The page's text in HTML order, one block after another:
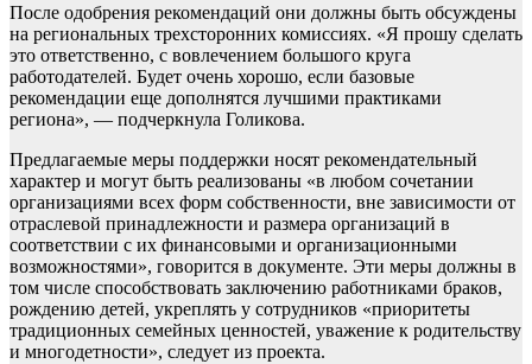
После одобрения рекомендаций они должны быть обсуждены
на региональных трехсторонних комиссиях. «Я прошу сделать
это ответственно, с вовлечением большого круга
работодателей. Будет очень хорошо, если базовые
рекомендации еще дополнятся лучшими практиками
региона», — подчеркнула Голикова.
Предлагаемые меры поддержки носят рекомендательный
характер и могут быть реализованы «в любом сочетании
организациями всех форм собственности, вне зависимости от
отраслевой принадлежности и размера организаций в
соответствии с их финансовыми и организационными
возможностями», говорится в документе. Эти меры должны в
том числе способствовать заключению работниками браков,
рождению детей, укреплять у сотрудников «приоритеты
традиционных семейных ценностей, уважение к родительству
и многодетности», следует из проекта.